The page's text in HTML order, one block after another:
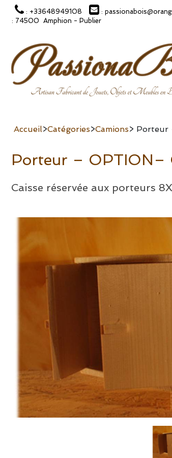
: +33648949108
:
: 74500 Amphion - Publier
Accueil>Catégories>Camions> Porteur
Porteur – OPTION–
Caisse réservée aux porteurs